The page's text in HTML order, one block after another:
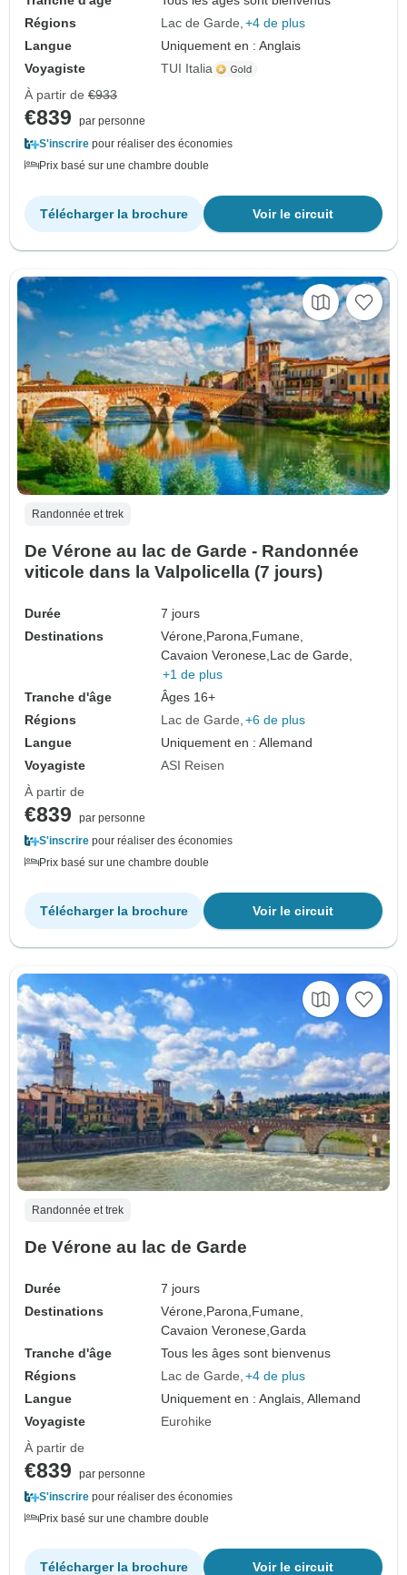
Régions
Lac de Garde +4 de plus
Langue
Uniquement en : Anglais
Voyagiste
TUI Italia
À partir de €933
€839
par personne
S'inscrire pour réaliser des économies
Prix basé sur une chambre double
Voir le circuit
Télécharger la brochure
Randonnée et trek
De Vérone au lac de Garde - Randonnée
viticole dans la Valpolicella (7 jours)
Durée
7 jours
Destinations
Vérone, Parona, Fumane,
Cavaion Veronese, Lac de Garde,
+1 de plus
Tranche d'âge
Âges 16+
Régions
Lac de Garde +6 de plus
Langue
Uniquement en : Allemand
Voyagiste
ASI Reisen
À partir de
€839
par personne
S'inscrire pour réaliser des économies
Prix basé sur une chambre double
Voir le circuit
Télécharger la brochure
Randonnée et trek
De Vérone au lac de Garde
Durée
7 jours
Destinations
Vérone, Parona, Fumane,
Cavaion Veronese,Garda
Tranche d'âge
Tous les âges sont bienvenus
Régions
Lac de Garde +4 de plus
Langue
Uniquement en : Anglais, Allemand
Voyagiste
Eurohike
À partir de
€839
par personne
S'inscrire pour réaliser des économies
Prix basé sur une chambre double
Voir le circuit
Télécharger la brochure